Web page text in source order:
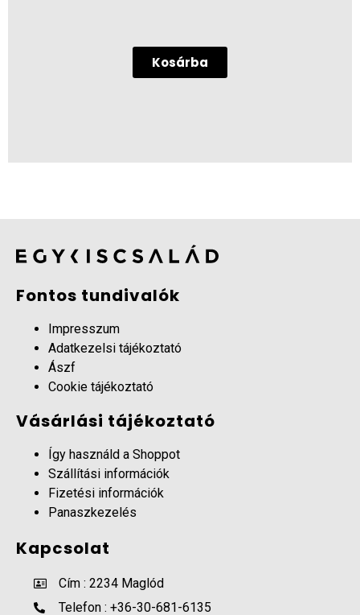
Kosárba
Fontos tundivalók
Impresszum
Adatkezelsi tájékoztató
Ászf
Cookie tájékoztató
Vásárlási tájékoztató
Így használd a Shoppot
Szállítási információk
Fizetési információk
Panaszkezelés
Kapcsolat
Cím : 2234 Maglód
Telefon : +36-30-681-6135